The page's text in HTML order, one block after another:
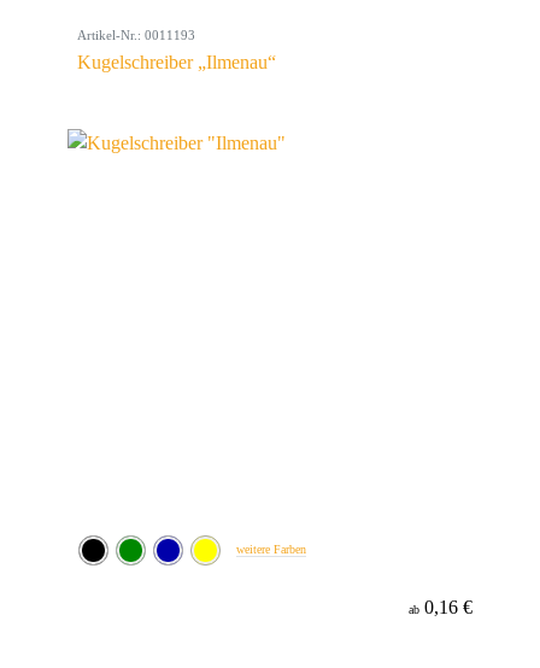
Artikel-Nr.: 0011193
Kugelschreiber „Ilmenau“
weitere Farben
ab 0,16 €